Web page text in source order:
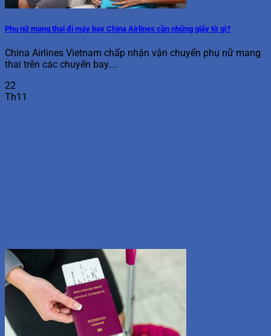
Phụ nữ mang thai đi máy bay China Airlines cần những giấy tờ gì?
China Airlines Vietnam chấp nhận vận chuyển phụ nữ mang
thai trên các chuyến bay....
22
Th11